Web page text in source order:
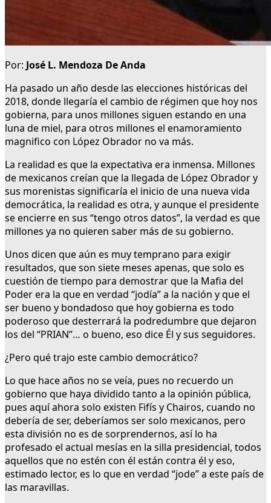
Por: José L. Mendoza De Anda
Ha pasado un año desde las elecciones históricas del
2018, donde llegaría el cambio de régimen que hoy nos
gobierna, para unos millones siguen estando en una
luna de miel, para otros millones el enamoramiento
magnifico con López Obrador no va más.
La realidad es que la expectativa era inmensa. Millones
de mexicanos creían que la llegada de López Obrador y
sus morenistas significaría el inicio de una nueva vida
democrática, la realidad es otra, y aunque el presidente
se encierre en sus “tengo otros datos”, la verdad es que
millones ya no quieren saber más de su gobierno.
Unos dicen que aún es muy temprano para exigir
resultados, que son siete meses apenas, que solo es
cuestión de tiempo para demostrar que la Mafia del
Poder era la que en verdad “jodía” a la nación y que el
ser bueno y bondadoso que hoy gobierna es todo
poderoso que desterrará la podredumbre que dejaron
los del “PRIAN”… o bueno, eso dice Él y sus seguidores.
¿Pero qué trajo este cambio democrático?
Lo que hace años no se veía, pues no recuerdo un
gobierno que haya dividido tanto a la opinión pública,
pues aquí ahora solo existen Fifís y Chairos, cuando no
debería de ser, deberíamos ser solo mexicanos, pero
esta división no es de sorprendernos, así lo ha
profesado el actual mesías en la silla presidencial, todos
aquellos que no estén con él están contra él y eso,
estimado lector, es lo que en verdad “jode” a este país de
las maravillas.